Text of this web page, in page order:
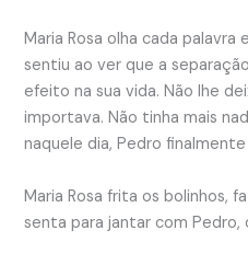
Maria Rosa olha cada
sentiu ao ver que a
efeito na sua vida. Não lhe
importava. Não tinha mais
naquele dia, Pedro
Maria Rosa frita os bolinhos,
senta para jantar com Pedro,